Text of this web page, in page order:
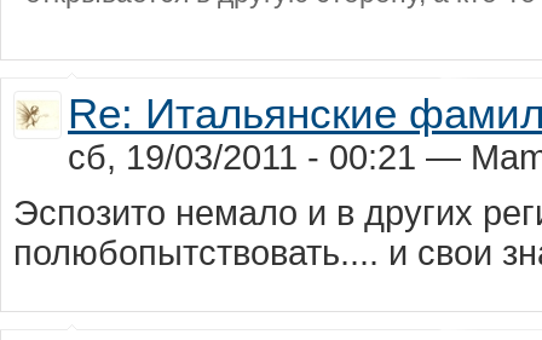
Re: Итальянские
сб, 19/03/2011 - 00:21 —
Эспозито немало и в других
полюбопытствовать.... и свои